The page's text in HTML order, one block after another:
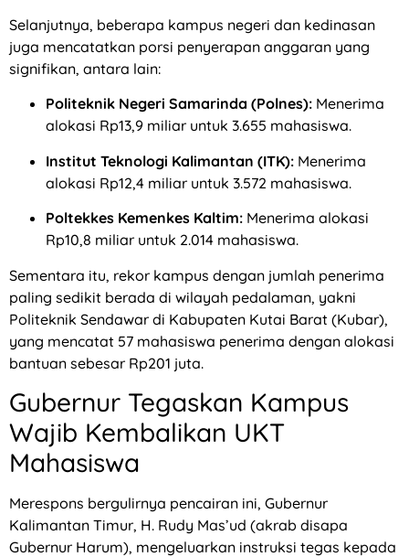
Selanjutnya, beberapa kampus negeri dan kedinasan
juga mencatatkan porsi penyerapan anggaran yang
signifikan, antara lain:
Politeknik Negeri Samarinda (Polnes): Menerima
alokasi Rp13,9 miliar untuk 3.655 mahasiswa.
Institut Teknologi Kalimantan (ITK): Menerima
alokasi Rp12,4 miliar untuk 3.572 mahasiswa.
Poltekkes Kemenkes Kaltim: Menerima alokasi
Rp10,8 miliar untuk 2.014 mahasiswa.
Sementara itu, rekor kampus dengan jumlah penerima
paling sedikit berada di wilayah pedalaman, yakni
Politeknik Sendawar di Kabupaten Kutai Barat (Kubar),
yang mencatat 57 mahasiswa penerima dengan alokasi
bantuan sebesar Rp201 juta.
Gubernur Tegaskan Kampus
Wajib Kembalikan UKT
Mahasiswa
Merespons bergulirnya pencairan ini, Gubernur
Kalimantan Timur, H. Rudy Mas’ud (akrab disapa
Gubernur Harum), mengeluarkan instruksi tegas kepada